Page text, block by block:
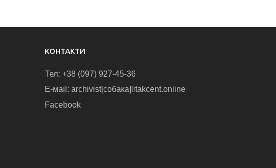
КОНТАКТИ
Тел: +38 (097) 927-45-36
E-маіl: archivist[собака]litakcent.online
Facebook